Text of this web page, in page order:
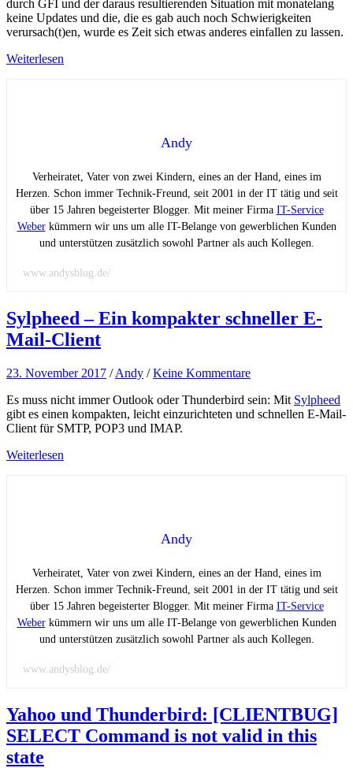
durch GFI und der daraus resultierenden Situation mit monatelang
keine Updates und die, die es gab auch noch Schwierigkeiten
verursach(t)en, wurde es Zeit sich etwas anderes einfallen zu lassen.
Weiterlesen
Andy
Verheiratet, Vater von zwei Kindern, eines an der Hand, eines im
Herzen. Schon immer Technik-Freund, seit 2001 in der IT tätig und seit
über 15 Jahren begeisterter Blogger. Mit meiner Firma IT-Service
Weberkümmern wir uns um alle IT-Belange von gewerblichen Kunden
und unterstützen zusätzlich sowohl Partner als auch Kollegen.
www.andysblog.de/
Sylpheed – Ein kompakter schneller E-
Mail-Client
23. November 2017 /Andy /Keine Kommentare
Es muss nicht immer Outlook oder Thunderbird sein: Mit Sylpheed
gibt es einen kompakten, leicht einzurichteten und schnellen E-Mail-
Client für SMTP, POP3 und IMAP.
Weiterlesen
Andy
Verheiratet, Vater von zwei Kindern, eines an der Hand, eines im
Herzen. Schon immer Technik-Freund, seit 2001 in der IT tätig und seit
über 15 Jahren begeisterter Blogger. Mit meiner Firma IT-Service
Weberkümmern wir uns um alle IT-Belange von gewerblichen Kunden
und unterstützen zusätzlich sowohl Partner als auch Kollegen.
www.andysblog.de/
Yahoo und Thunderbird: [CLIENTBUG]
SELECT Command is not valid in this
state